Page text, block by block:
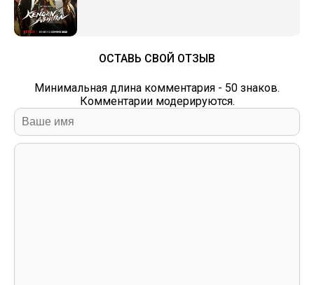
ОСТАВЬ СВОЙ ОТЗЫВ
Минимальная длина комментария - 50 знаков.
Комментарии модерируются.